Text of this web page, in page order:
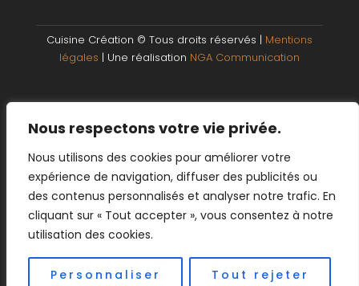
Nous respectons votre vie privée.
Nous utilisons des cookies pour améliorer votre
expérience de navigation, diffuser des publicités ou
des contenus personnalisés et analyser notre trafic. En
cliquant sur « Tout accepter », vous consentez à notre
utilisation des cookies.
Personnaliser Tout rejeter
Cuisine Création © Tous droits réservés | Mentions
légales | Une réalisation NGA Communication
Nos horaires d'ouverture
9h-12h et 14h-18h
Lundi - Mardi - Mercredi : en installation